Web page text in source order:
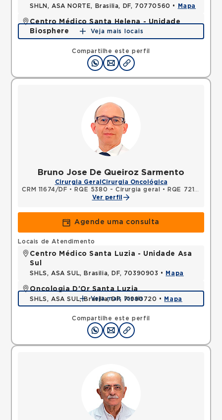
Compartilhe este perfil
SHLN, ASA NORTE, Brasilia, DF, 70770560 • Mapa
Centro Médico Santa Helena - Unidade
Biosphere
SHLN, ASA NORTE, Brasilia, DF, 70770560 •Mapa
Veja mais locais
Bruno Jose De Queiroz Sarmento
Cirurgia Geral Cirurgia Oncológica
CRM 11674/DF • RQE 5380 - Cirurgia geral •
RQE 7211 - Cancerologia/cancerologia cirúrgica
Ver perfil
Agende uma consulta
Compartilhe este perfil
Locais de Atendimento
Centro Médico Santa Luzia - Unidade Asa
Sul
SHLS, ASA SUL, Brasilia, DF, 70390903 • Mapa
Oncologia D'Or Santa Luzia
SHLS, ASA SUL, Brasilia, DF, 71990720 • Mapa
Veja mais locais